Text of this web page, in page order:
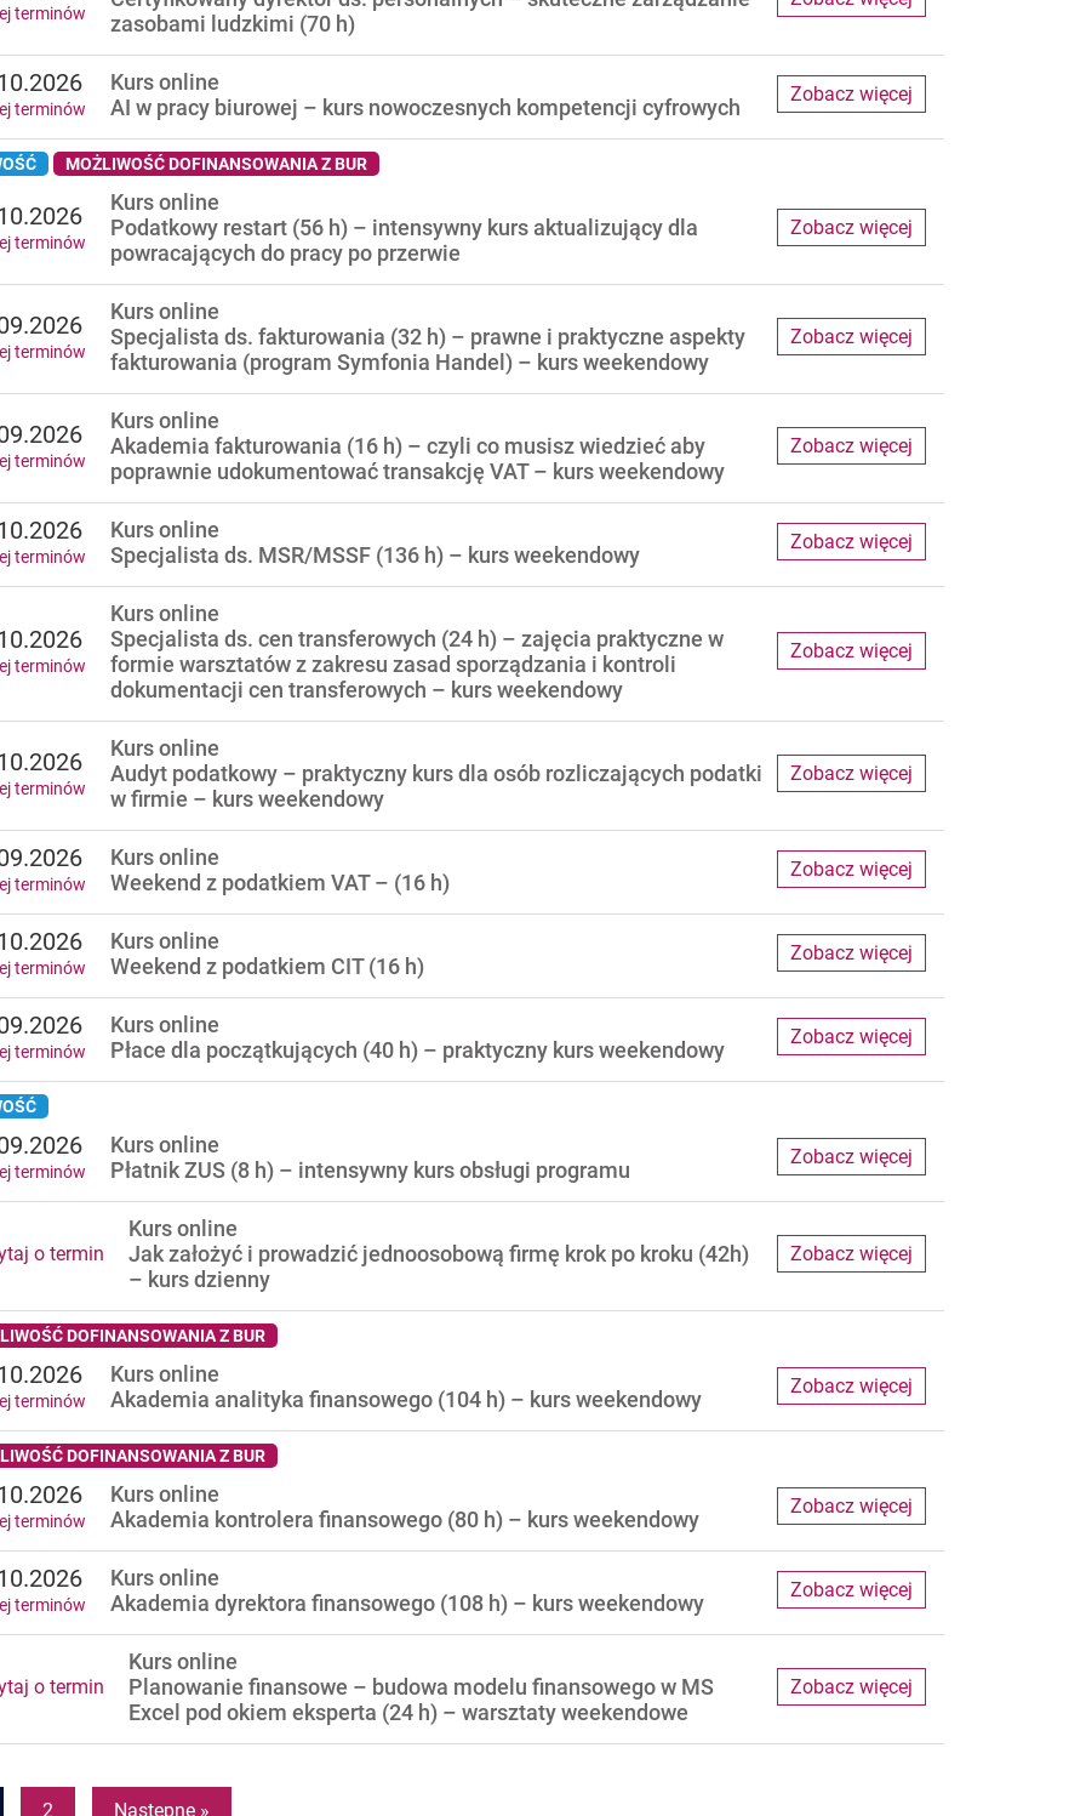
zasobami ludzkimi (70 h)
terminów
Zobacz więcej
Kurs online
AI w pracy biurowej – kurs nowoczesnych kompetencji cyfrowych
terminów
MOŻLIWOŚĆ DOFINANSOWANIA Z BUR
Zobacz więcej
Kurs online
Podatkowy restart (56 h) – intensywny kurs aktualizujący dla
powracających do pracy po przerwie
terminów
Zobacz więcej
Kurs online
Specjalista ds. fakturowania (32 h) – prawne i praktyczne aspekty
fakturowania (program Symfonia Handel) – kurs weekendowy
terminów
Zobacz więcej
Kurs online
Akademia fakturowania (16 h) – czyli co musisz wiedzieć aby
poprawnie udokumentować transakcję VAT – kurs weekendowy
terminów
Zobacz więcej
Kurs online
Specjalista ds. MSR/MSSF (136 h) – kurs weekendowy
terminów
Zobacz więcej
Kurs online
Specjalista ds. cen transferowych (24 h) – zajęcia praktyczne w
formie warsztatów z zakresu zasad sporządzania i kontroli
dokumentacji cen transferowych – kurs weekendowy
terminów
Zobacz więcej
Kurs online
Audyt podatkowy – praktyczny kurs dla osób rozliczających podatki
w firmie – kurs weekendowy
terminów
Zobacz więcej
Kurs online
Weekend z podatkiem VAT – (16 h)
terminów
Zobacz więcej
Kurs online
Weekend z podatkiem CIT (16 h)
terminów
Zobacz więcej
Kurs online
Płace dla początkujących (40 h) – praktyczny kurs weekendowy
terminów
Zobacz więcej
Kurs online
Płatnik ZUS (8 h) – intensywny kurs obsługi programu
terminów
Zobacz więcej
Kurs online
Jak założyć i prowadzić jednoosobową firmę krok po kroku (42h)
– kurs dzienny
o termin
DOFINANSOWANIA Z BUR
Zobacz więcej
Kurs online
Akademia analityka finansowego (104 h) – kurs weekendowy
terminów
DOFINANSOWANIA Z BUR
Zobacz więcej
Kurs online
Akademia kontrolera finansowego (80 h) – kurs weekendowy
terminów
Zobacz więcej
Kurs online
Akademia dyrektora finansowego (108 h) – kurs weekendowy
terminów
Zobacz więcej
Kurs online
Planowanie finansowe – budowa modelu finansowego w MS
Excel pod okiem eksperta (24 h) – warsztaty weekendowe
o termin
2 Następne »